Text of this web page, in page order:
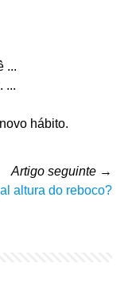
...
...
hábito.
Artigo seguinte →
altura do reboco?